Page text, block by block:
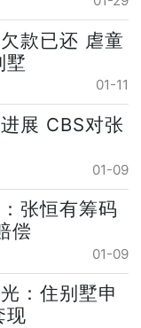
款已还 虐童
墅
01-11
展 CBS对张
01-09
张恒有筹码
偿
01-09
：住别墅申
现